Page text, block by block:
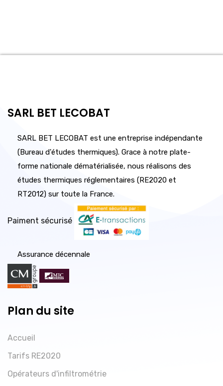
SARL BET LECOBAT
SARL BET LECOBAT est une entreprise indépendante
(Bureau d'études thermiques). Grace à notre plate-
forme nationale dématérialisée, nous réalisons des
études thermiques réglementaires (RE2020 et
RT2012) sur toute la France.
Paiment sécurisé
Assurance décennale
Plan du site
Accueil
Tarifs RE2020
Opérateurs d'infiltrométrie